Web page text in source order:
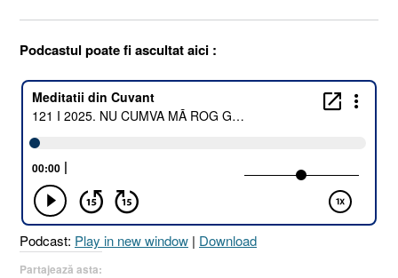
Podcastul poate fi ascultat aici :
Podcast: Play in new window | Download
Partajează asta: